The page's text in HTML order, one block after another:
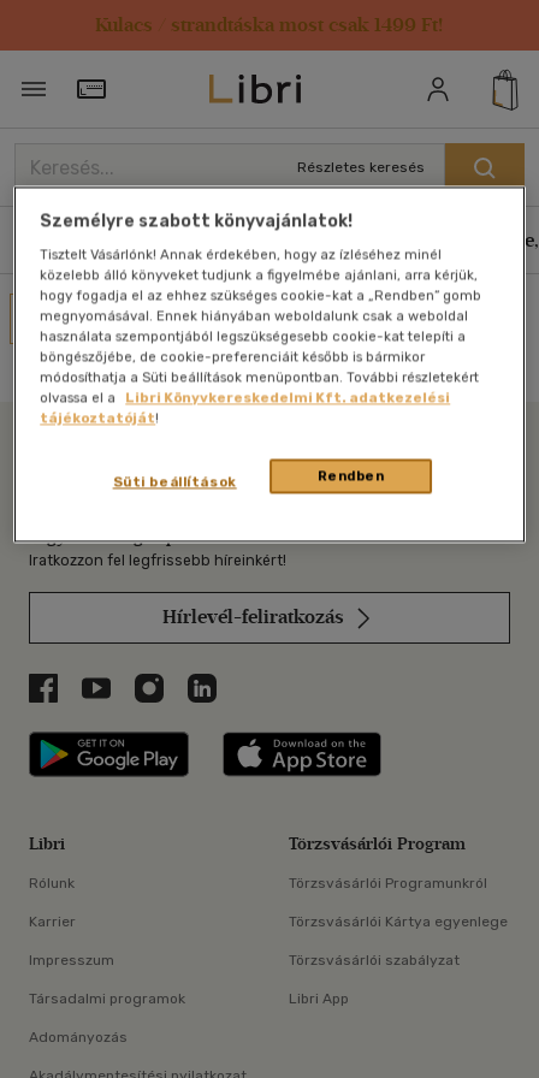
Kulacs / strandtáska most csak 1499 Ft!
Törzsvásárlói Kártya adatai
Részletes keresés
Művei
Nincs találat
Libri
Legyen mindig képben az irodalommal!
Iratkozzon fel legfrissebb híreinkért!
Hírlevél-feliratkozás
Libri a Facebookon
Libri a Youtube-on
Libri az Instagramon
Libri a LinkedInen
Libri applikáció Szerezd meg: Google
Libri
Rólunk
Karrier
Impresszum
Társadalmi programok
Adományozás
Törzsvásárlói Program
Törzsvásárlói Programunkról
Törzsvásárlói Kártya egyenlege
Törzsvásárlói szabályzat
Libri App
Személyre szabott könyvajánlatok!
Tisztelt Vásárlónk! Annak érdekében, hogy az ízléséhez minél
közelebb álló könyveket tudjunk a figyelmébe ajánlani, arra kérjük,
hogy fogadja el az ehhez szükséges cookie-kat a „Rendben” gomb
megnyomásával. Ennek hiányában weboldalunk csak a weboldal
használata szempontjából legszükségesebb cookie-kat telepíti a
böngészőjébe, de cookie-preferenciáit később is bármikor
módosíthatja a Süti beállítások menüpontban. További részletekért
olvassa el a
Libri Könyvkereskedelmi Kft. adatkezelési
tájékoztatóját!
Rendben
Süti beállítások